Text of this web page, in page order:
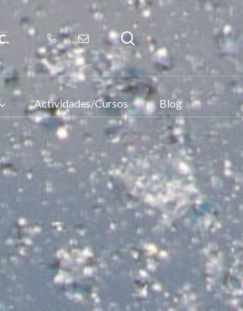
search
Actividades/Cursos Blog